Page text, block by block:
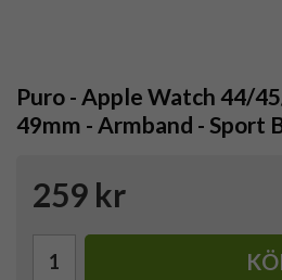
Puro - Apple Watch 44/
49mm - Armband - Sport
259 kr